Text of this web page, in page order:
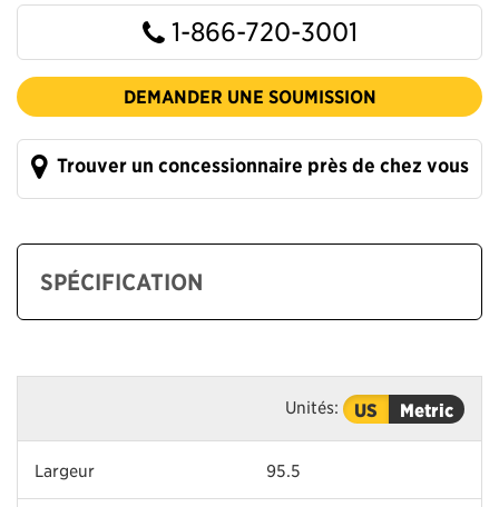
1-866-720-3001
DEMANDER UNE SOUMISSION
Trouver un concessionnaire près de chez vous
SPÉCIFICATION
Unités: US Metric
Largeur 95.5